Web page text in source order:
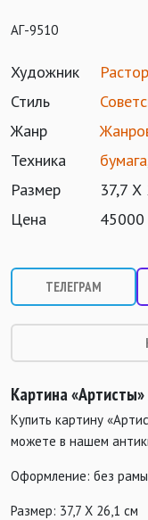
АГ-9510
Художник
Стиль
Жанр
Техника
бумага
Размер
37,7 Х
Цена
45000
ТЕЛЕГРАМ
Картина
Купить картину
можете в нашем
Оформление: без рамы
Размер: 37,7 Х 26,1 см